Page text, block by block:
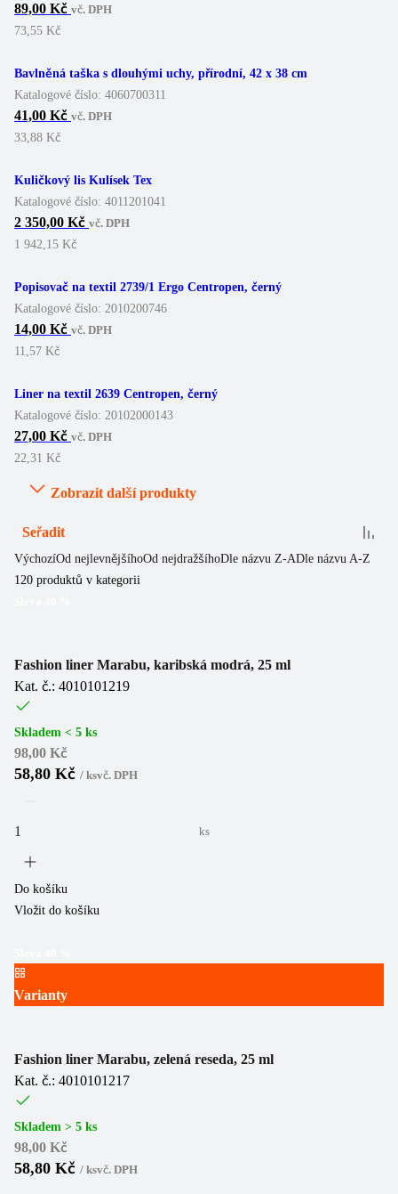
89,00 Kč vč. DPH
73,55 Kč
Bavlněná taška s dlouhými uchy, přírodní, 42 x 38 cm
Katalogové číslo: 4060700311
41,00 Kč vč. DPH
33,88 Kč
Kuličkový lis Kulísek Tex
Katalogové číslo: 4011201041
2 350,00 Kč vč. DPH
1 942,15 Kč
Popisovač na textil 2739/1 Ergo Centropen, černý
Katalogové číslo: 2010200746
14,00 Kč vč. DPH
11,57 Kč
Liner na textil 2639 Centropen, černý
Katalogové číslo: 20102000143
27,00 Kč vč. DPH
22,31 Kč
Zobrazit další produkty
Seřadit
VýchozíOd nejlevnějšíhoOd nejdražšíhoDle názvu Z-ADle názvu A-Z
120 produktů v kategorii
Fashion liner Marabu, karibská modrá, 25 ml
Kat. č.: 4010101219
Skladem < 5 ks
98,00 Kč
58,80 Kč / ksvč. DPH
ks
Do košíku
Vložit do košíku
Varianty
Fashion liner Marabu, zelená reseda, 25 ml
Kat. č.: 4010101217
Skladem > 5 ks
98,00 Kč
58,80 Kč / ksvč. DPH